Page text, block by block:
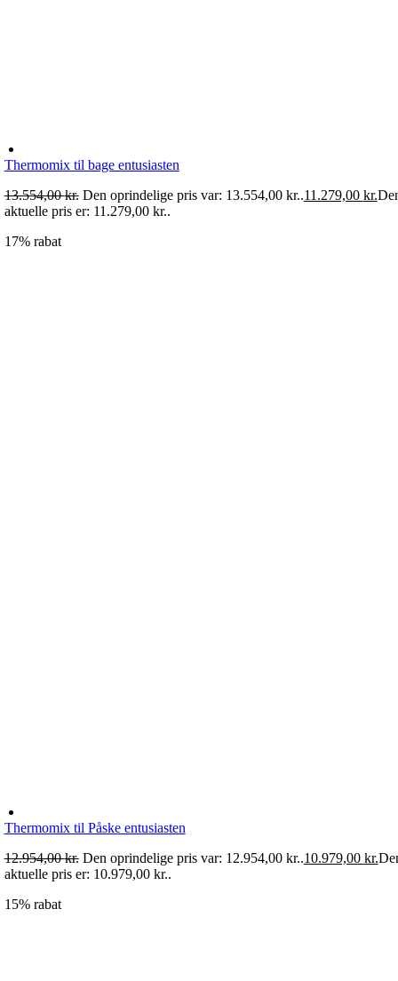
Thermomix til bage entusiasten
13.554,00kr. Den oprindelige pris var: 13.554,00 kr..11.279,00 kr.
aktuelle pris er: 11.279,00 kr..
17% rabat
Thermomix til Påske entusiasten
12.954,00kr. Den oprindelige pris var: 12.954,00 kr..10.979,00 kr.
aktuelle pris er: 10.979,00 kr..
15% rabat